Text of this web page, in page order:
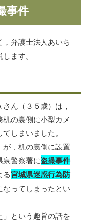
事件
，弁護士法人あいち
ます。
ん（３５歳）は，
の裏側に小型カメ
てしまいました。
，机の裏側に設置
泉警察署に盗撮事件
る宮城県迷惑行為防
なってしまったとい
」という趣旨の話を